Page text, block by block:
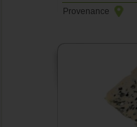
Provenance